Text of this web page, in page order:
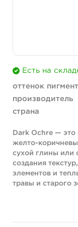
Есть на
оттенок
производитель
страна
Dark Ochre — это
желто-
сухой глины или
создания
элементов и
травы и старого